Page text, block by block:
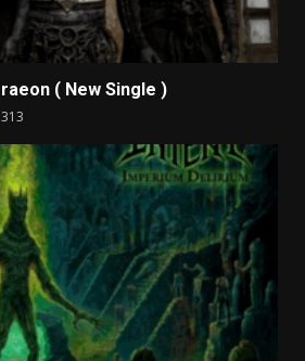
( New Single )
313